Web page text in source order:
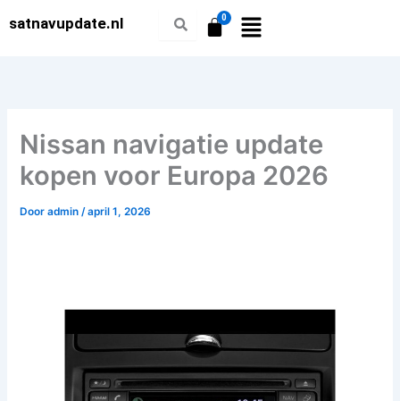
naar
satnavupdate.nl
Nissan navigatie update
kopen voor Europa 2026
Dooradmin /april 1, 2026